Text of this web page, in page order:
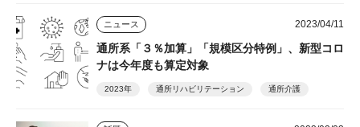
ニュース 2023/04/11
通所系「３％加算」「規模区分特例」、新型コロ
ナは今年度も算定対象
2023年 通所リハビリテーション 通所介護